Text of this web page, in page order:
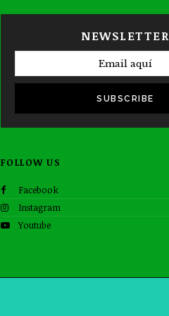
NEWSLETTER
SUBSCRIBE
FOLLOW US
Facebook
Instagram
Youtube